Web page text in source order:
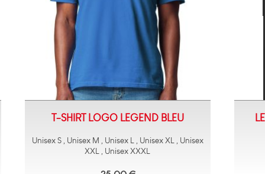
T-SHIRT LOGO LEGEND BLEU
Unisex S , Unisex M , Unisex L , Unisex XL , Unisex
XXL , Unisex XXXL